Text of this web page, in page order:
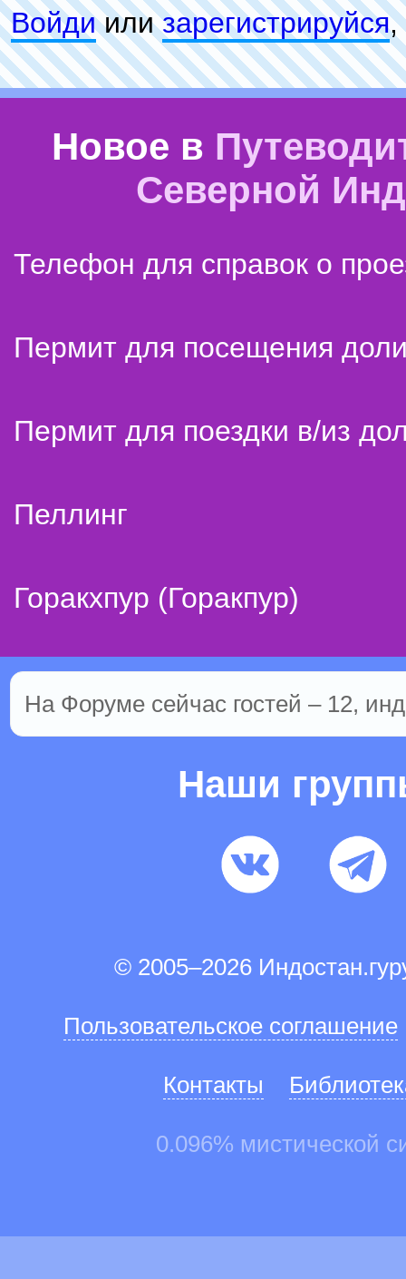
Войдиилизарeгиcтpируйся,
Новое в
Северной
Телефон для справок о
Пермит для посещения
Пермит для поездки в/из
Пеллинг
Горакхпур (Горакпур)
На Форуме сейчас гостей – 12,
Наши
© 2005–2026
Пользовательское соглашение
Контакты
0.096% мистической